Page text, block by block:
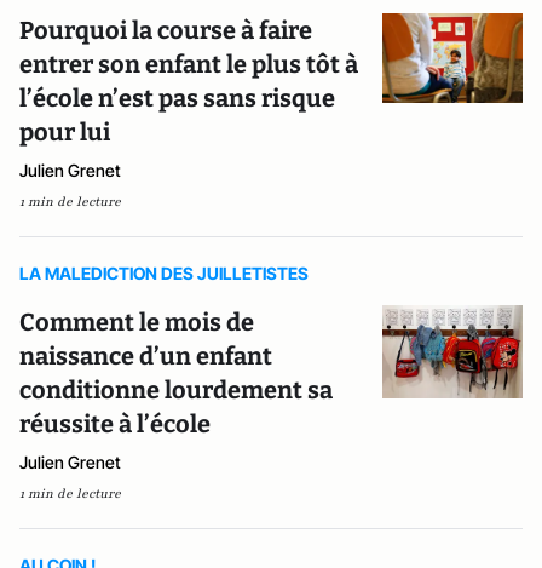
Pourquoi la course à faire
entrer son enfant le plus tôt à
l’école n’est pas sans risque
pour lui
Julien Grenet
1 min de lecture
LA MALEDICTION DES JUILLETISTES
Comment le mois de
naissance d’un enfant
conditionne lourdement sa
réussite à l’école
Julien Grenet
1 min de lecture